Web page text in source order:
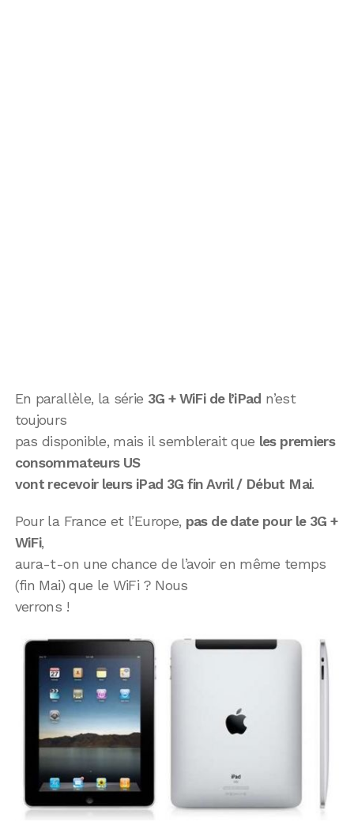
En parallèle, la série 3G + WiFi de l’iPad n’est
toujours
pas disponible, mais il semblerait que les premiers
consommateurs US
vont recevoir leurs iPad 3G fin Avril / Début Mai.
Pour la France et l’Europe, pas de date pour le 3G +
WiFi,
aura-t-on une chance de l’avoir en même temps
(fin Mai) que le WiFi ? Nous
verrons !